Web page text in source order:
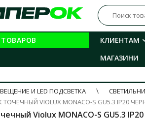
КЛИЕНТАМ
МАГАЗИНИ
И LED ПОДСВЕТКА
VIOLUX MONACO-S GU5.3 IP20
Violux MONACO-S GU5.3